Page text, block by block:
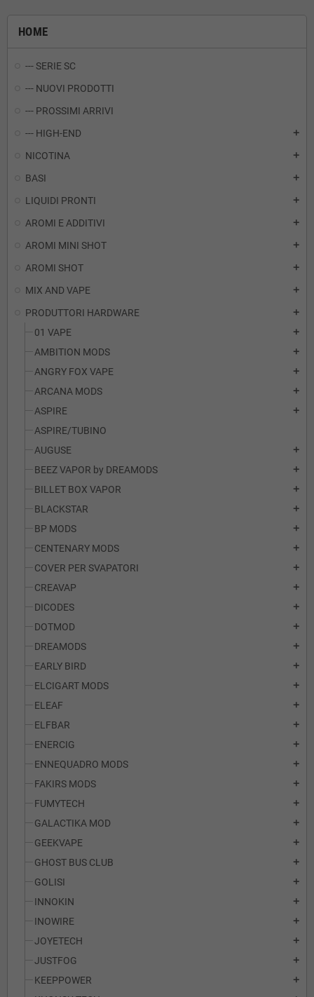
HOME
--- SERIE SC
--- NUOVI PRODOTTI
--- PROSSIMI ARRIVI
--- HIGH-END
add
NICOTINA add
BASI add
LIQUIDI PRONTI add
AROMI E ADDITIVI add
AROMI MINI SHOT add
AROMI SHOT add
MIX AND VAPE add
PRODUTTORI HARDWARE add
01 VAPE add
AMBITION MODS add
ANGRY FOX VAPE add
ARCANA MODS add
ASPIRE add
ASPIRE/TUBINO
AUGUSE
add
BEEZ VAPOR by DREAMODS add
BILLET BOX VAPOR add
BLACKSTAR add
BP MODS add
CENTENARY MODS add
COVER PER SVAPATORI add
CREAVAP add
DICODES add
DOTMOD add
DREAMODS add
EARLY BIRD add
ELCIGART MODS add
ELEAF add
ELFBAR add
ENERCIG add
ENNEQUADRO MODS add
FAKIRS MODS add
FUMYTECH add
GALACTIKA MOD add
GEEKVAPE add
GHOST BUS CLUB add
GOLISI add
INNOKIN add
INOWIRE add
JOYETECH add
JUSTFOG add
KEEPPOWER add